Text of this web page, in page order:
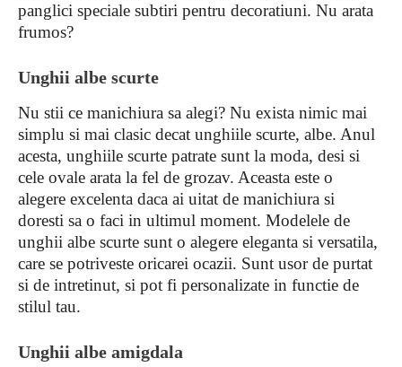
panglici speciale subtiri pentru decoratiuni. Nu arata
frumos?
Unghii albe scurte
Nu stii ce manichiura sa alegi? Nu exista nimic mai
simplu si mai clasic decat unghiile scurte, albe. Anul
acesta, unghiile scurte patrate sunt la moda, desi si
cele ovale arata la fel de grozav. Aceasta este o
alegere excelenta daca ai uitat de manichiura si
doresti sa o faci in ultimul moment. Modelele de
unghii albe scurte sunt o alegere eleganta si versatila,
care se potriveste oricarei ocazii. Sunt usor de purtat
si de intretinut, si pot fi personalizate in functie de
stilul tau.
Unghii albe amigdala